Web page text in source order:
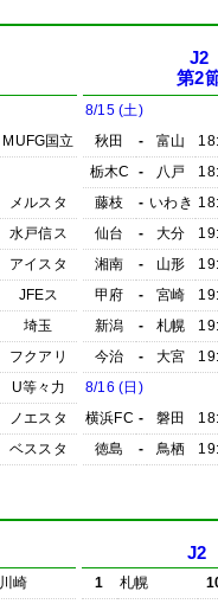
MUFG国立
メルスタ
水戸信ス
アイスタ
JFEス
埼玉
フクアリ
U等々力
ノエスタ
ベススタ
J2
第2
8/15 (土)
秋田
- 富山
栃木C
- 八戸
藤枝
- いわき
仙台
- 大分
湘南
- 山形
甲府
- 宮崎
新潟
- 札幌
今治
- 大宮
8/16 (日)
横浜FC - 磐田
徳島
- 鳥栖
川崎
J2
1 札幌